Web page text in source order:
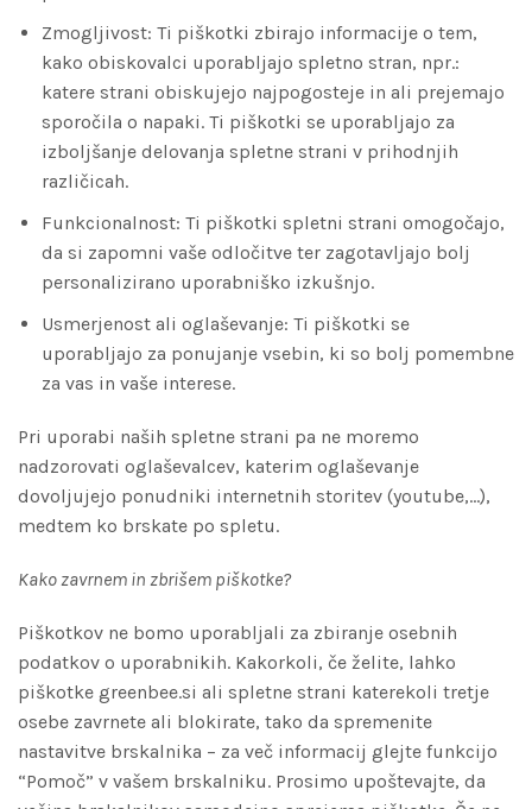
Zmogljivost: Ti piškotki zbirajo informacije o tem,
kako obiskovalci uporabljajo spletno stran, npr.:
katere strani obiskujejo najpogosteje in ali prejemajo
sporočila o napaki. Ti piškotki se uporabljajo za
izboljšanje delovanja spletne strani v prihodnjih
različicah.
Funkcionalnost: Ti piškotki spletni strani omogočajo,
da si zapomni vaše odločitve ter zagotavljajo bolj
personalizirano uporabniško izkušnjo.
Usmerjenost ali oglaševanje: Ti piškotki se
uporabljajo za ponujanje vsebin, ki so bolj pomembne
za vas in vaše interese.
Pri uporabi naših spletne strani pa ne moremo
nadzorovati oglaševalcev, katerim oglaševanje
dovoljujejo ponudniki internetnih storitev (youtube,…),
medtem ko brskate po spletu.
Kako zavrnem in zbrišem piškotke?
Piškotkov ne bomo uporabljali za zbiranje osebnih
podatkov o uporabnikih. Kakorkoli, če želite, lahko
piškotke greenbee.si ali spletne strani katerekoli tretje
osebe zavrnete ali blokirate, tako da spremenite
nastavitve brskalnika – za več informacij glejte funkcijo
“Pomoč” v vašem brskalniku. Prosimo upoštevajte, da